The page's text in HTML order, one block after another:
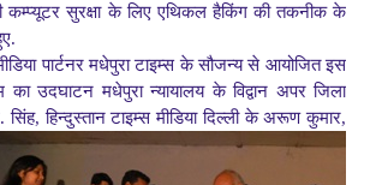
कम्प्यूटर सुरक्षा के लिए एथिकल हैकिंग की तकनीक के
पार्टनर मधेपुरा टाइम्स के सौजन्य से आयोजितइस
का उदघाटन मधेपुरा न्यायालय के विद्वान अपर जिला
सिंह, हिन्दुस्तान टाइम्स मीडिया दिल्ली के अरूण कुमार,